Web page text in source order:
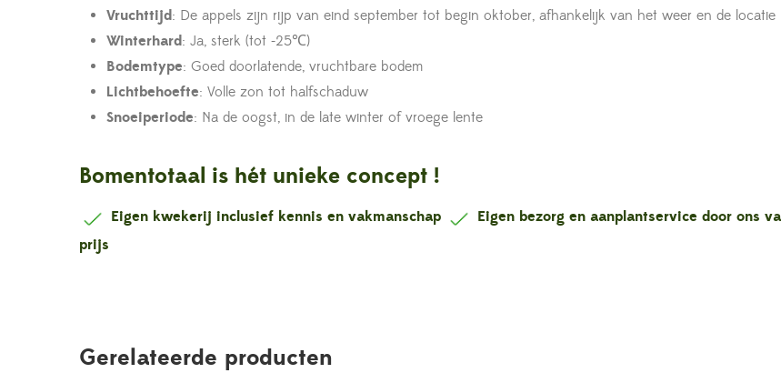
Vruchttijd: De appels zijn rijp van eind september tot begin oktober, afhankelijk van het weer en de locatie
Winterhard: Ja, sterk (tot -25℃)
Bodemtype: Goed doorlatende, vruchtbare bodem
Lichtbehoefte: Volle zon tot halfschaduw
Snoeiperiode: Na de oogst, in de late winter of vroege lente
Bomentotaal is hét unieke concept !
Eigen kwekerij inclusief kennis en vakmanschap Eigen bezorg en aanplantservice door ons
prijs
Gerelateerde producten